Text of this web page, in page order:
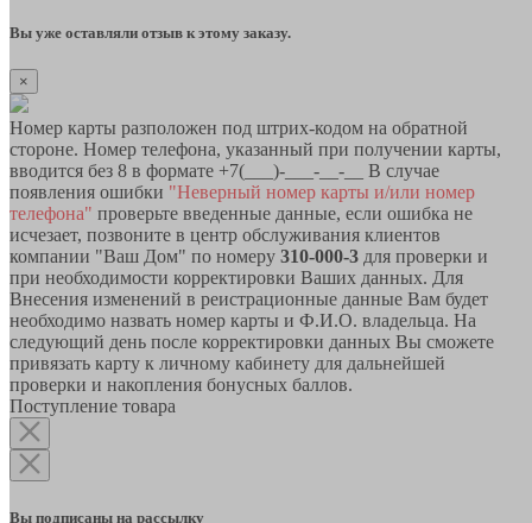
Вы уже оставляли отзыв к этому заказу.
×
Номер карты разположен под штрих-кодом на обратной
стороне. Номер телефона, указанный при получении карты,
вводится без 8 в формате +7(___)-___-__-__ В случае
появления ошибки "Неверный номер карты и/или номер
телефона" проверьте введенные данные, если ошибка не
исчезает, позвоните в центр обслуживания клиентов
компании "Ваш Дом" по номеру 310-000-3 для проверки и
при необходимости корректировки Ваших данных. Для
Внесения изменений в реистрационные данные Вам будет
необходимо назвать номер карты и Ф.И.О. владельца. На
следующий день после корректировки данных Вы сможете
привязать карту к личному кабинету для дальнейшей
проверки и накопления бонусных баллов.
Поступление товара
Вы подписаны на рассылку